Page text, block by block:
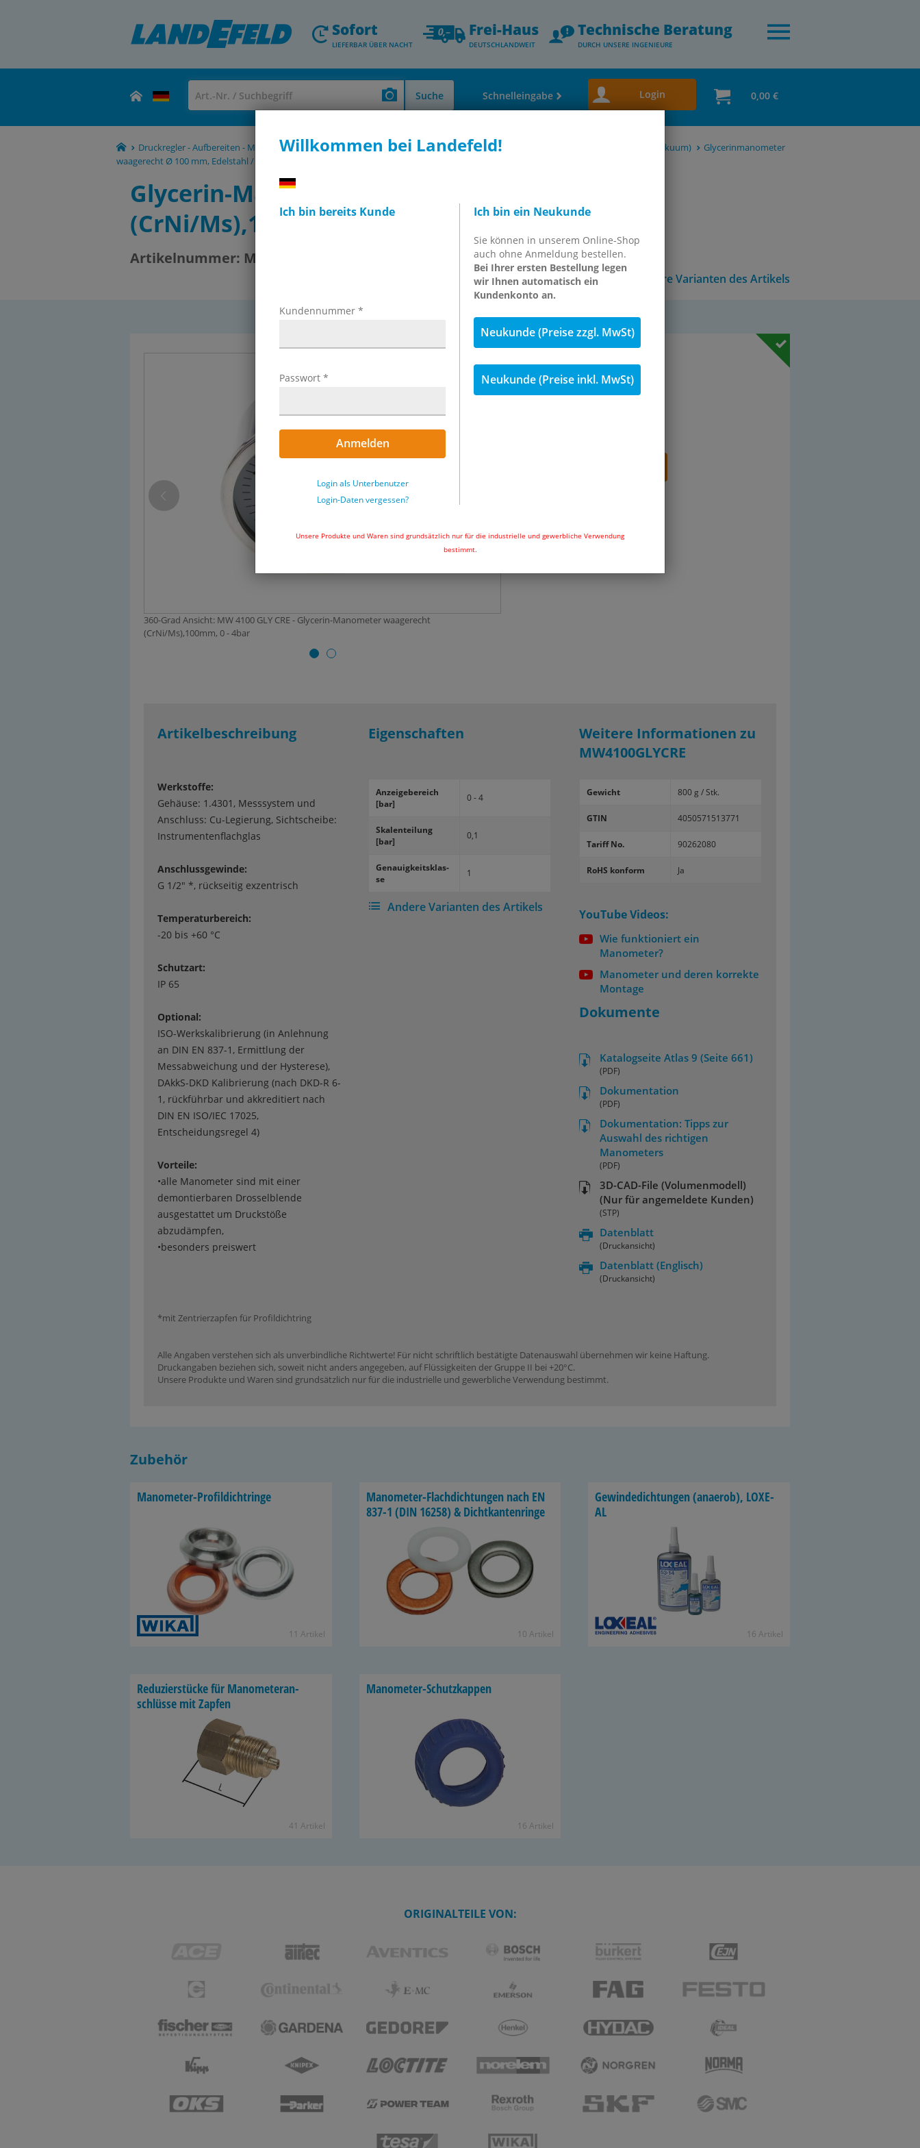
Willkommen bei Landefeld!
Ich bin bereits Kunde
Kundennummer *
Passwort *
Anmelden
Login als Unterbenutzer
Login-Daten vergessen?
Ich bin ein Neukunde
Sie können in unserem Online-Shop
auch ohne Anmeldung bestellen.
Bei Ihrer ersten Bestellung legen
wir Ihnen automatisch ein
Kundenkonto an.
Neukunde (Preise zzgl. MwSt)
Neukunde (Preise inkl. MwSt)
Unsere Produkte und Waren sind grundsätzlich nur für die industrielle und gewerbliche Verwendung
bestimmt.
Sofort
LIEFERBAR ÜBER NACHT
Frei-Haus
DEUTSCHLANDWEIT
Technische Beratung
DURCH UNSERE INGENIEURE
Suche Schnelleingabe Login 0,00 €
Druckregler - Aufbereiten - Manometer - Thermometer - Durchfluss- & Füllstandsmessung Manometer, waagerecht (auch für Vakuum)
Glycerinmanometer
waagerecht Ø 100 mm, Edelstahl / Messing, Eco-Line
Glycerin-Manometer waagerecht
(CrNi/Ms),100mm, 0 - 4bar
Artikelnummer: MW 4100 GLY CRE
Andere Varianten des Artikels
inkl. MwSt.
360-Grad Ansicht: MW 4100 GLY CRE - Glycerin-Manometer waagerecht
(CrNi/Ms),100mm, 0 - 4bar
118,75 €
Menge Stk.
Artikelbeschreibung
Werkstoffe:
Gehäuse: 1.4301, Messsystem und
Anschluss: Cu-Legierung, Sichtscheibe:
Instrumentenflachglas
Anschlussgewinde:
G 1/2" *, rückseitig exzentrisch
Temperaturbereich:
-20 bis +60 °C
Schutzart:
IP 65
Optional:
ISO-Werkskalibrierung (in Anlehnung
an DIN EN 837-1, Ermittlung der
Messabweichung und der Hysterese),
DAkkS-DKD Kalibrierung (nach DKD-R 6-
1, rückführbar und akkreditiert nach
DIN EN ISO/IEC 17025,
Entscheidungsregel 4)
Vorteile:
•alle Manometer sind mit einer
demontierbaren Drosselblende
ausgestattet um Druckstöße
abzudämpfen,
•besonders preiswert
Eigenschaften
An­zei­ge­be­reich
[bar]
0 - 4
Ska­len­tei­lung
[bar]
0,1
Ge­nau­ig­keits­klas­
se
1
Andere Varianten des Artikels
Weitere Informationen zu
MW4100GLYCRE
Gewicht 800 g / Stk.
GTIN 4050571513771
Tariff No. 90262080
RoHS konform Ja
YouTube Videos:
Wie funktioniert ein
Manometer?
Manometer und deren korrekte
Montage
Dokumente
Katalogseite Atlas 9 (Seite 661)
(PDF)
Dokumentation
(PDF)
Dokumentation: Tipps zur
Auswahl des richtigen
Manometers
(PDF)
3D-CAD-File (Volumenmodell)
(Nur für angemeldete Kunden)
(STP)
Datenblatt
(Druckansicht)
Datenblatt (Englisch)
(Druckansicht)
*mit Zentrierzapfen für Profildichtring
Alle Angaben verstehen sich als unverbindliche Richtwerte! Für nicht schriftlich bestätigte Datenauswahl übernehmen wir keine Haftung.
Druckangaben beziehen sich, soweit nicht anders angegeben, auf Flüssigkeiten der Gruppe II bei +20°C.
Unsere Produkte und Waren sind grundsätzlich nur für die industrielle und gewerbliche Verwendung bestimmt.
Zubehör
Manometer-​Profildichtringe
11 Ar­ti­kel
Manometer-​Flachdichtungen nach EN
837-1 (DIN 16258) & Dicht­kan­ten­rin­ge
10 Ar­ti­kel
Ge­win­de­dich­tun­gen (an­ae­rob), LO­XE­
AL
16 Ar­ti­kel
Re­du­zier­stü­cke für Ma­no­me­ter­an­
schlüs­se mit Zap­fen
41 Ar­ti­kel
Manometer-​Schutzkappen
16 Ar­ti­kel
ORIGINALTEILE VON: